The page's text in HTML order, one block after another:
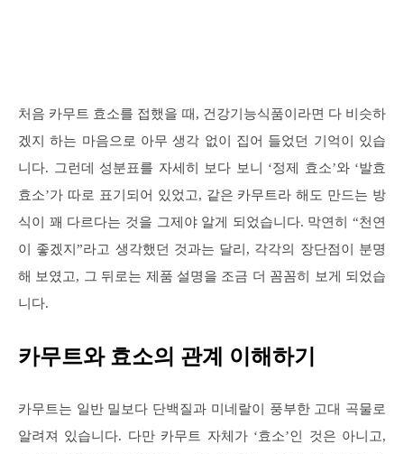
처음 카무트 효소를 접했을 때, 건강기능식품이라면 다 비슷하
겠지 하는 마음으로 아무 생각 없이 집어 들었던 기억이 있습
니다. 그런데 성분표를 자세히 보다 보니 ‘정제 효소’와 ‘발효
효소’가 따로 표기되어 있었고, 같은 카무트라 해도 만드는 방
식이 꽤 다르다는 것을 그제야 알게 되었습니다. 막연히 “천연
이 좋겠지”라고 생각했던 것과는 달리, 각각의 장단점이 분명
해 보였고, 그 뒤로는 제품 설명을 조금 더 꼼꼼히 보게 되었습
니다.
카무트와 효소의 관계 이해하기
카무트는 일반 밀보다 단백질과 미네랄이 풍부한 고대 곡물로
알려져 있습니다. 다만 카무트 자체가 ‘효소’인 것은 아니고,